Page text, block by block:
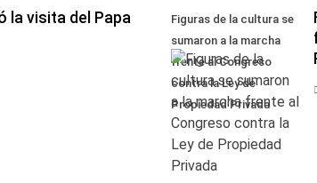
la visita del Papa
Figuras de la cultura se
sumaron a la marcha
frente al Congreso
contra la Ley de
Propiedad Privada